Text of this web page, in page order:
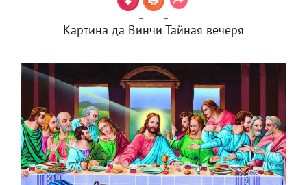
Картина да Винчи Тайная вечеря